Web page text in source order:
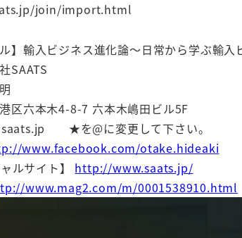
join/import.html
】輸入ビジネス進化論～日常から学ぶ輸
SAATS
明
区六本木4-8-7 六本木嶋田ビル5F
★を@に変更して下さい。
www.facebook.com/otake.hideaki
ルサイト】 http://www.saats.jp/
www.mag2.com/m/0001538910.html